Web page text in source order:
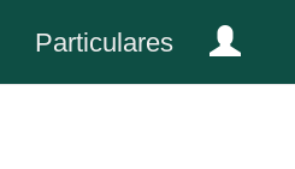
Particulares